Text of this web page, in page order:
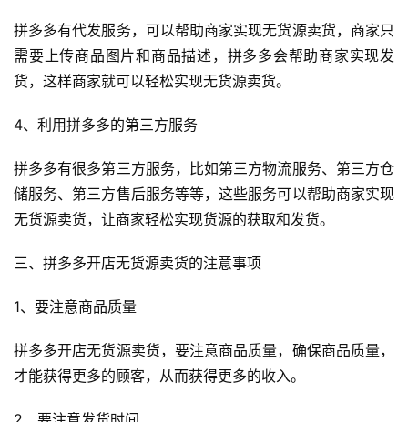
拼多多有代发服务，可以帮助商家实现无货源卖货，商家只
需要上传商品图片和商品描述，拼多多会帮助商家实现发
货，这样商家就可以轻松实现无货源卖货。
4、利用拼多多的第三方服务
拼多多有很多第三方服务，比如第三方物流服务、第三方仓
储服务、第三方售后服务等等，这些服务可以帮助商家实现
无货源卖货，让商家轻松实现货源的获取和发货。
三、拼多多开店无货源卖货的注意事项
1、要注意商品质量
拼多多开店无货源卖货，要注意商品质量，确保商品质量，
才能获得更多的顾客，从而获得更多的收入。